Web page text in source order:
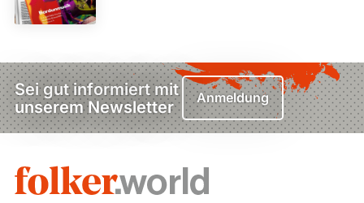
Sei gut informiert mit
unserem Newsletter
Anmeldung